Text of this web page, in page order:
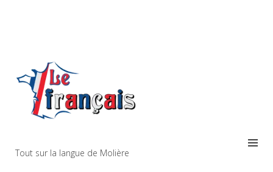
Tout sur la langue de Molière